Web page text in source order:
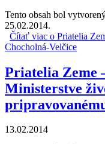
Tento obsah bol
25.02.2014.
Čítať viac o Priatelia
Chocholná-Velčice
Priatelia Zeme
Ministerstve
13.02.2014